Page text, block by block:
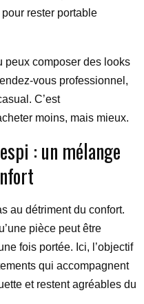
pour rester portable
peux composer des looks
vous professionnel,
C’est
moins, mais mieux.
: un mélange
au détriment du confort.
pièce peut être
fois portée. Ici, l’objectif
qui accompagnent
et restent agréables du